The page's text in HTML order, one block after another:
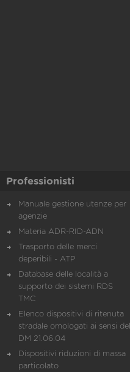
Professionisti
Manuale gestione utenze per
agenzie
Materia ADR-RID-ADN
Trasporto delle merci
deperibili - ATP
Database delle località a
supporto dei sistemi RDS
TMC
Elenco dispositivi di ritenuta
stradale omologati ai sensi del
DM 21.06.04
Dispositivi riduzioni di massa
particolato